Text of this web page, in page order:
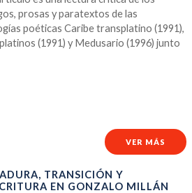
prosas y paratextos de las
poéticas Caribe transplatino (1991),
(1991) y Medusario (1996) junto
VER MÁS
TRANSICIÓN Y
EN GONZALO MILLÁN